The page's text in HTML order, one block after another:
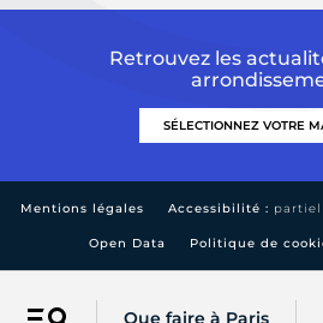
Que faire à Paris
Retrouvez les
Mentions légales Accessibilité :
Open Data Politique de